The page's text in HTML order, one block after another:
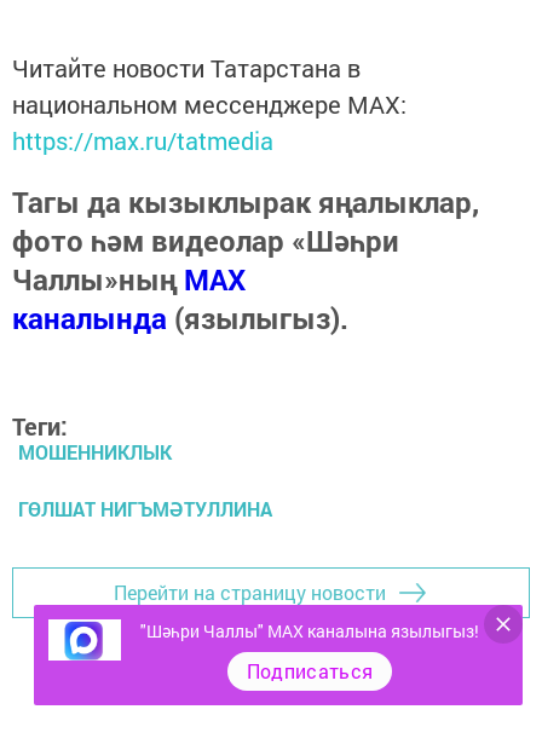
Читайте новости Татарстана в
национальном мессенджере MАХ:
https://max.ru/tatmedia
Тагы да кызыклырак яңалыклар,
фото һәм видеолар «Шәһри
Чаллы»ныңMAX
каналында (язылыгыз).
Теги:
МОШЕННИКЛЫК
ГӨЛШАТ НИГЪМӘТУЛЛИНА
Перейти на страницу новости
"Шәһри Чаллы" MAX каналына язылыгыз!
Подписаться